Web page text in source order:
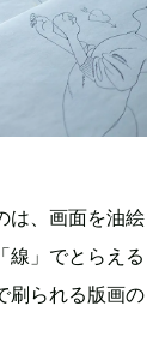
は、画面を油絵
線」でとらえる
刷られる版画の